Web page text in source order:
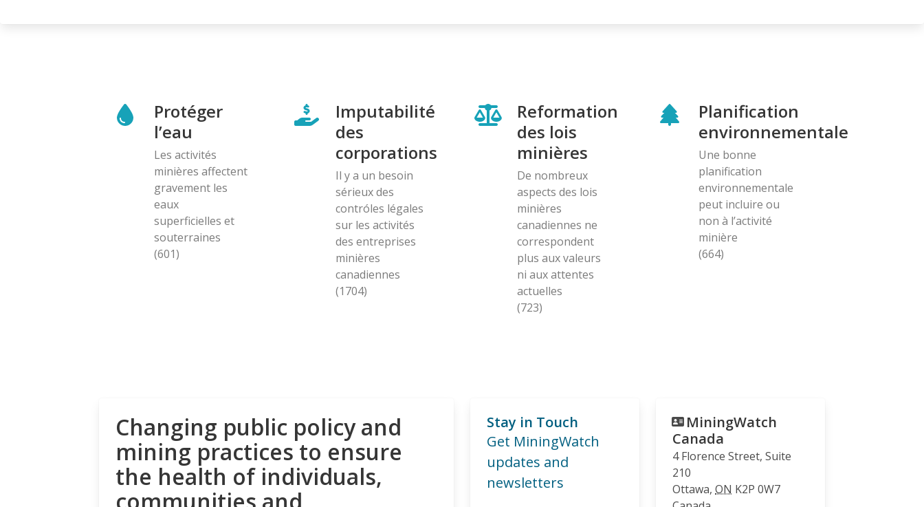
Protéger
l’eau
Les activités
minières affectent
gravement les
eaux
superficielles et
souterraines
(601)
Imputabilité
des
corporations
Il y a un besoin
sérieux des
contróles légales
sur les activités
des entreprises
minières
canadiennes
(1704)
Reformation
des lois
minières
De nombreux
aspects des lois
minières
canadiennes ne
correspondent
plus aux valeurs
ni aux attentes
actuelles
(723)
Planification
environnementale
Une bonne
planification
environnementale
peut incluire ou
non à l’activité
minière
(664)
Changing public policy and
mining practices to ensure
the health of individuals,
communities and
Stay in Touch
Get MiningWatch
updates and
newsletters
MiningWatch
Canada
4 Florence Street, Suite
210
Ottawa, ON K2P 0W7